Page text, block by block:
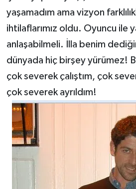
yaşamadım ama vizyon
ihtilaflarımız oldu. Oyuncu ile
anlaşabilmeli. İlla benim
dünyada hiç birşey yürümez!
çok severek çalıştım, çok
çok severek ayrıldım!